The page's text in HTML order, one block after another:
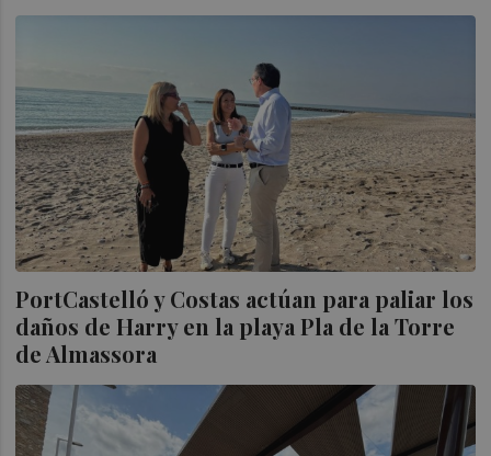
PortCastelló y Costas actúan para paliar los
daños de Harry en la playa Pla de la Torre
de Almassora